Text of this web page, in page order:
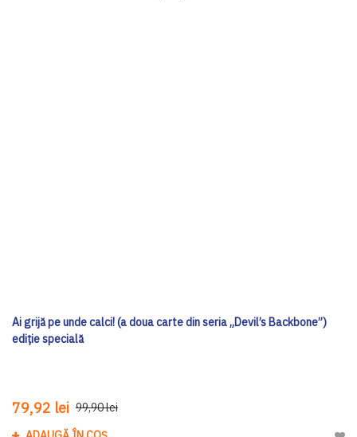
Ai grijă pe unde calci! (a doua carte din seria „Devil’s Backbone”)
ediţie specială
79,92 lei 99,90 lei